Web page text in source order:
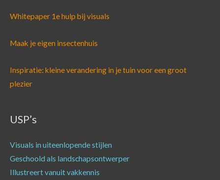
Whitepaper 1e hulp bij visuals
Maak je eigen insectenhuis
Inspiratie: kleine verandering in je tuin voor een groot
plezier
USP’s
Visuals in uiteenlopende stijlen
Geschoold als landschapsontwerper
Illustreert vanuit vakkennis